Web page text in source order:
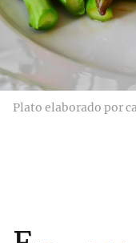
Plato elaborado por